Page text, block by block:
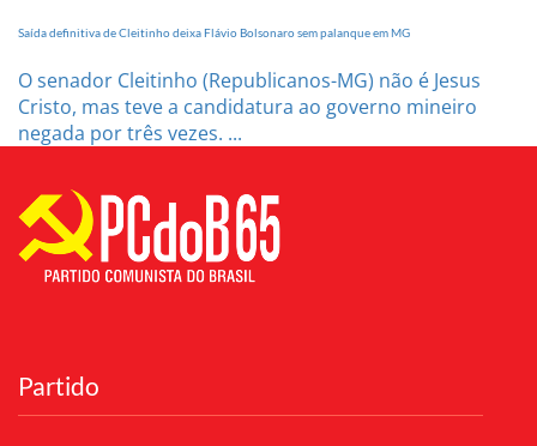
Saída definitiva de Cleitinho deixa Flávio Bolsonaro sem palanque em MG
O senador Cleitinho (Republicanos-MG) não é Jesus
Cristo, mas teve a candidatura ao governo mineiro
negada por três vezes. ...
Partido